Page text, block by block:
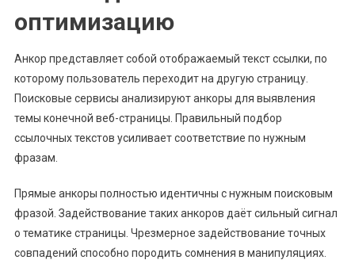
оптимизацию
Анкор представляет собой отображаемый текст ссылки, по
которому пользователь переходит на другую страницу.
Поисковые сервисы анализируют анкоры для выявления
темы конечной веб-страницы. Правильный подбор
ссылочных текстов усиливает соответствие по нужным
фразам.
Прямые анкоры полностью идентичны с нужным поисковым
фразой. Задействование таких анкоров даёт сильный сигнал
о тематике страницы. Чрезмерное задействование точных
совпадений способно породить сомнения в манипуляциях.